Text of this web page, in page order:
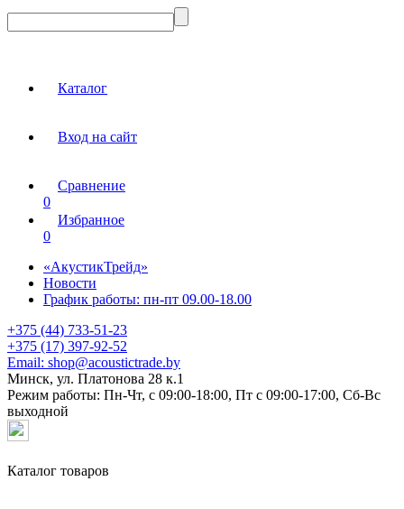
Каталог
Вход на сайт
Сравнение
0
Избранное
0
«АкустикТрейд»
Новости
График работы: пн-пт 09.00-18.00
+375 (44) 733-51-23
+375 (17) 397-92-52
Email: shop@acoustictrade.by
Минск, ул. Платонова 28 к.1
Режим работы: Пн-Чт, с 09:00-18:00, Пт с 09:00-17:00, Сб-Вс
выходной
Каталог товаров